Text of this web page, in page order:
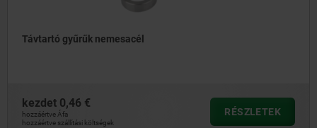
Távtartó gyűrűk nemesacél
kezdet 0,46 €
hozzáértve Áfa
hozzáértve szállítási költségek
RÉSZLETEK